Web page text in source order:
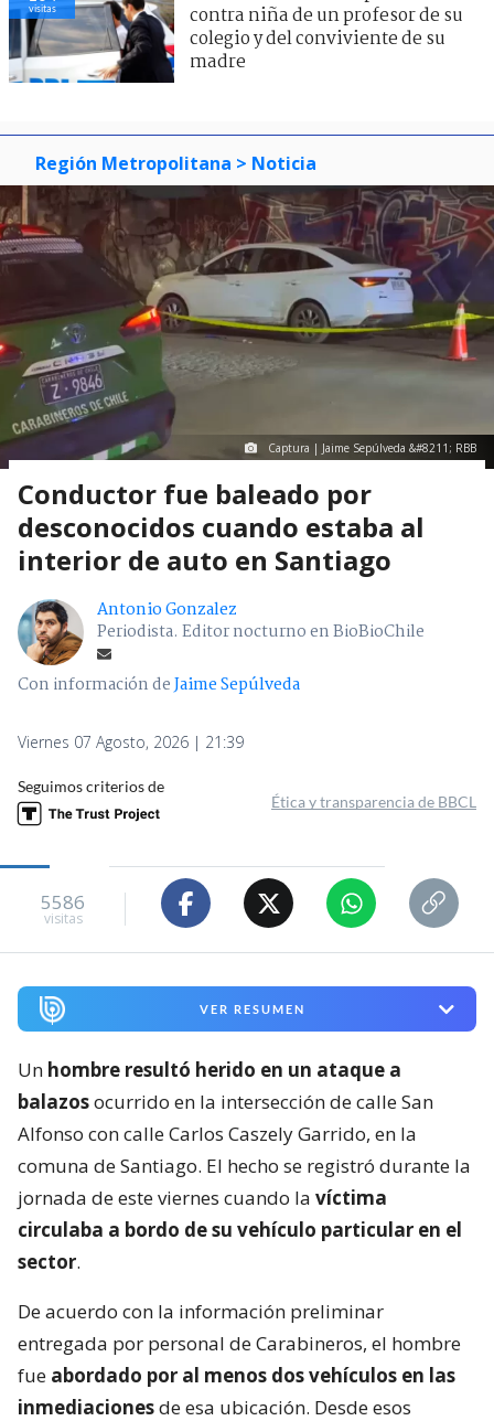
visitas
contra niña de un profesor de su
colegio y del conviviente de su
madre
Región Metropolitana > Noticia
Captura | Jaime Sepúlveda &#8211; RBB
Conductor fue baleado por
desconocidos cuando estaba al
interior de auto en Santiago
Antonio Gonzalez
Periodista. Editor nocturno en BioBioChile
Con información deJaime Sepúlveda
Viernes 07 Agosto, 2026 | 21:39
Seguimos criterios de
Ética y transparencia de BBCL
5586
visitas
VER RESUMEN
Un hombre resultó herido en un ataque a
balazosocurrido en la intersección de calle San
Alfonso con calle Carlos Caszely Garrido, en la
comuna de Santiago. El hecho se registró durante la
jornada de este viernes cuando la víctima
circulaba a bordo de su vehículo particular en el
sector.
De acuerdo con la información preliminar
entregada por personal de Carabineros, el hombre
fue abordado por al menos dos vehículos en las
inmediacionesde esa ubicación. Desde esos